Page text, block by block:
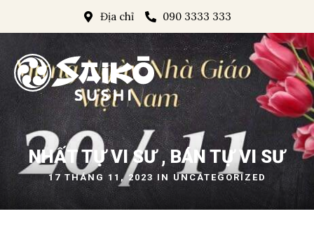
Địa chỉ 090 3333 333
NHẤT TỰ VI SƯ , BÁN TỰ VI SƯ
17 THÁNG 11, 2023 IN UNCATEGORIZED